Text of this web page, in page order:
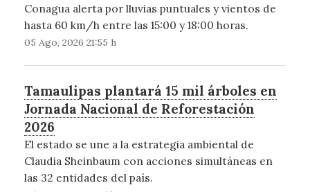
Conagua alerta por lluvias puntuales y vientos de
hasta 60 km/h entre las 15:00 y 18:00 horas.
05 Ago, 2026 21:55 h
Tamaulipas plantará 15 mil árboles en
Jornada Nacional de Reforestación
2026
El estado se une a la estrategia ambiental de
Claudia Sheinbaum con acciones simultáneas en
las 32 entidades del país.